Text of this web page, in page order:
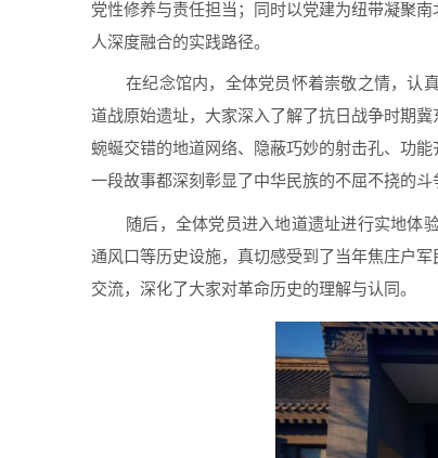
党性修养与责任担当；同时以党建为纽带凝聚
人深度融合的实践路径。
在纪念馆内，全体党员怀着崇敬之情，认
道战原始遗址，大家深入了解了抗日战争时期
蜿蜒交错的地道网络、隐蔽巧妙的射击孔、功
一段故事都深刻彰显了中华民族的不屈不挠的斗
随后，全体党员进入地道遗址进行实地体
通风口等历史设施，真切感受到了当年焦庄户
交流，深化了大家对革命历史的理解与认同。